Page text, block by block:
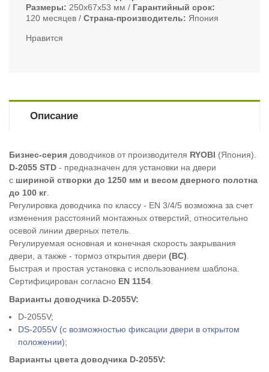
Размеры
250х67х53 мм
Гарантийный срок
120 месяцев
Страна-производитель Япония
Нравится
Описание
Бизнес-серия доводчиков от производителя RYOBI (Япония).
D-2055 STD - предназначен для установки на двери
с шириной створки до 1250 мм и весом дверного полотна
до 100 кг.
Регулировка доводчика по классу - EN 3/4/5 возможна за счет
изменения расстояний монтажных отверстий, относительно
осевой линии дверных петель.
Регулируемая основная и конечная скорость закрывания
двери, а также - тормоз открытия двери (BC).
Быстрая и простая установка с использованием шаблона.
Сертифицирован согласно EN 1154.
Варианты доводчика D-2055V:
D-2055V;
DS-2055V (с возможностью фиксации двери в открытом
положении);
Варианты цвета доводчика D-2055V: